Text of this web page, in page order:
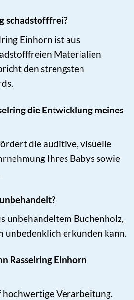
schadstofffrei?
Einhorn ist aus
Materialien
den strengsten
die Entwicklung meines
die auditive, visuelle
Ihres Babys sowie
unbehandeltem Buchenholz,
unbedenklich erkunden kann.
Rasselring Einhorn
hochwertige Verarbeitung.